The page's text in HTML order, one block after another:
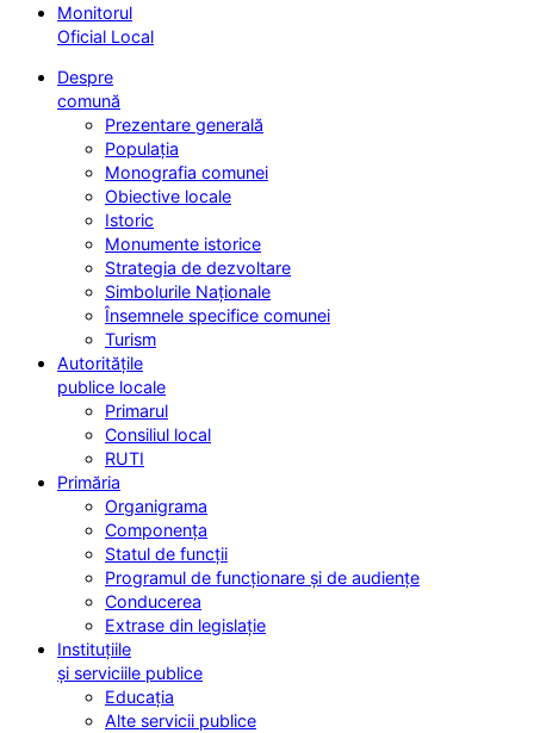
Monitorul
Oficial Local
Despre
comună
Prezentare generală
Populația
Monografia comunei
Obiective locale
Istoric
Monumente istorice
Strategia de dezvoltare
Simbolurile Naționale
Însemnele specifice comunei
Turism
Autoritățile
publice locale
Primarul
Consiliul local
RUTI
Primăria
Organigrama
Componența
Statul de funcții
Programul de funcționare și de audiențe
Conducerea
Extrase din legislație
Instituțiile
și serviciile publice
Educația
Alte servicii publice